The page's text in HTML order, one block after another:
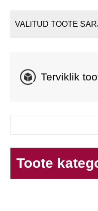
VALITUD TOOTE
Terviklik
Toote